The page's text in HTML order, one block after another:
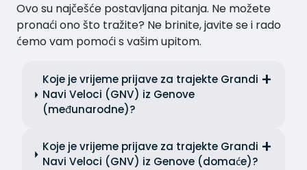
Ovo su najčešće postavljana pitanja. Ne možete
pronaći ono što tražite? Ne brinite, javite se i rado
ćemo vam pomoći s vašim upitom.
Koje je vrijeme prijave za trajekte Grandi
Navi Veloci (GNV) iz Genove
(međunarodne)?
Koje je vrijeme prijave za trajekte Grandi
Navi Veloci (GNV) iz Genove (domaće)?